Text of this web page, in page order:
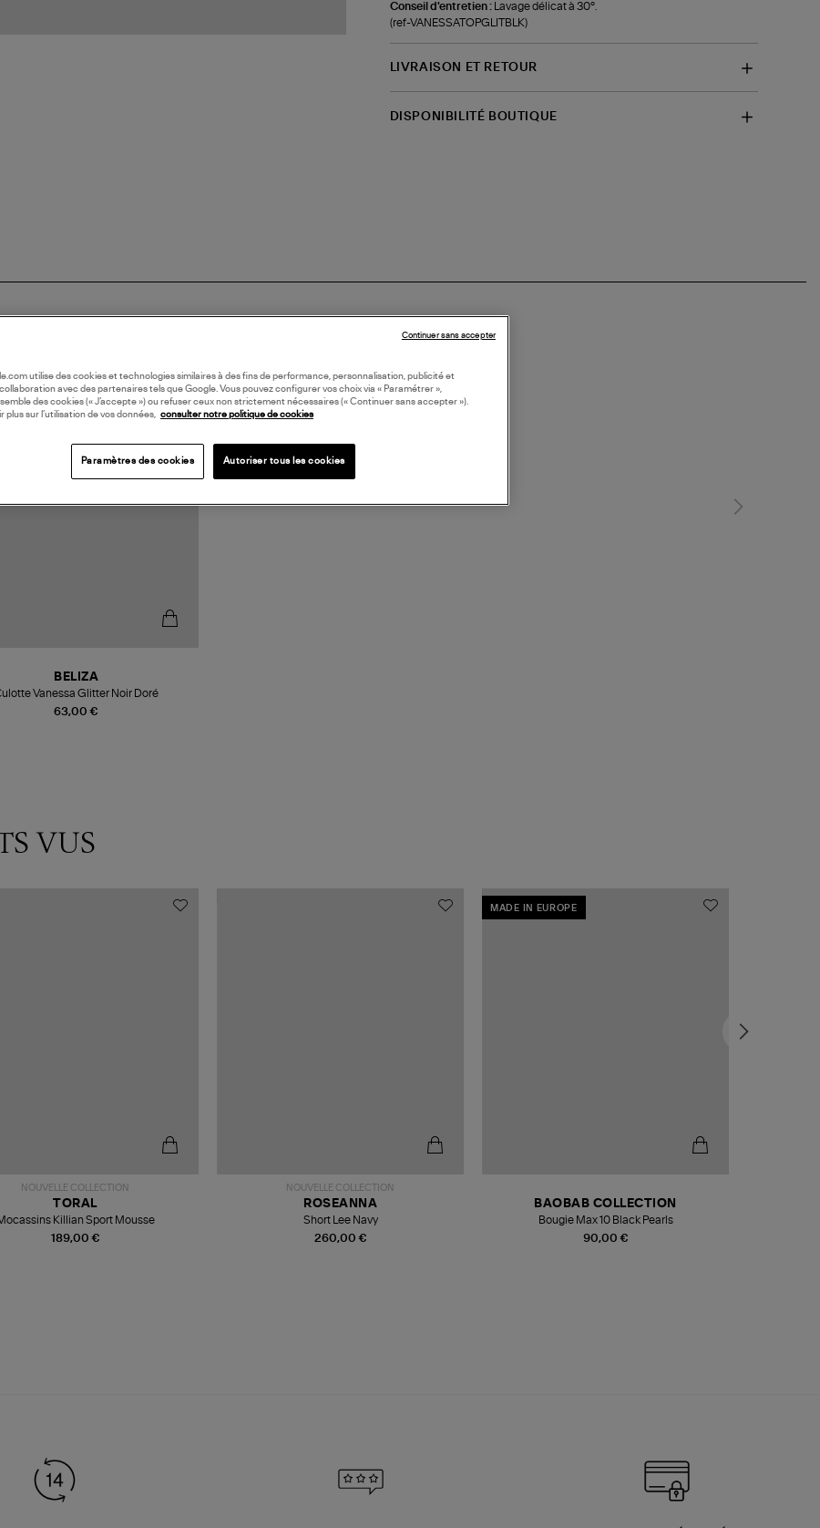
Conseil d'entretien :
Lavage délicat à 30°.
(ref-VANESSATOPGLITBLK)
LIVRAISON ET RETOUR
DISPONIBILITÉ BOUTIQUE
EUROPE
63,00 €
BELIZA
Vanessa Glitter Noir Doré
VUS
NOUVELLE COLLECTION
189,00 €
TORAL
Killian Sport Mousse
NOUVELLE COLLECTION
260,00 €
ROSEANNA
Short Lee Navy
MADE IN EUROPE
90,00 €
BAOBAB COLLECTION
Bougie Max 10 Black Pearls
utilise des cookies et technologies similaires à des fins de performance, personnalisation, publicité et
avec des partenaires tels que Google. Vous pouvez configurer vos choix via « Paramétrer »,
des cookies (« J’accepte ») ou refuser ceux non strictement nécessaires (« Continuer sans accepter »).
plus sur l’utilisation de vos données, consulter notre politique de cookies
Paramètres des cookies Autoriser tous les cookies
Continuer sans accepter